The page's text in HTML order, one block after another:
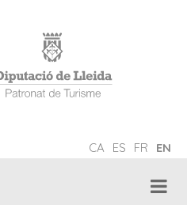
CA ES FR EN